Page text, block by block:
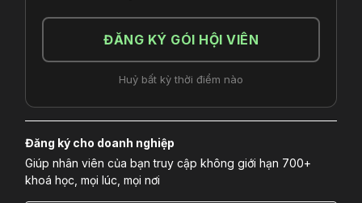
ĐĂNG KÝ GÓI HỘI VIÊN
Huỷ bất kỳ thời điểm nào
Đăng ký cho doanh nghiệp
Giúp nhân viên của bạn truy cập không giới hạn 700+
khoá học, mọi lúc, mọi nơi